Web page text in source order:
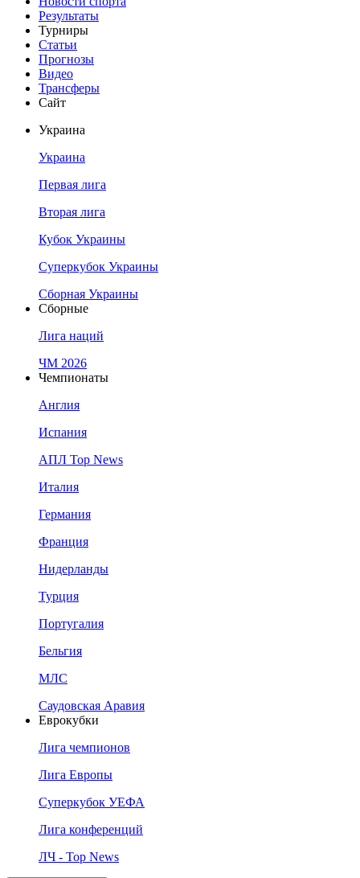
Результаты
Турниры
Статьи
Прогнозы
Видео
Трансферы
Сайт
Украина
Украина
Первая лига
Вторая лига
Кубок Украины
Суперкубок Украины
Сборная Украины
Сборные
Лига наций
ЧМ 2026
Чемпионаты
Англия
Испания
АПЛ Top News
Италия
Германия
Франция
Нидерланды
Турция
Португалия
Бельгия
МЛС
Саудовская Аравия
Еврокубки
Лига чемпионов
Лига Европы
Суперкубок УЕФА
Лига конференций
ЛЧ - Top News